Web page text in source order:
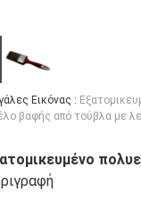
Εικόνας :
βαφής από τούβλα με